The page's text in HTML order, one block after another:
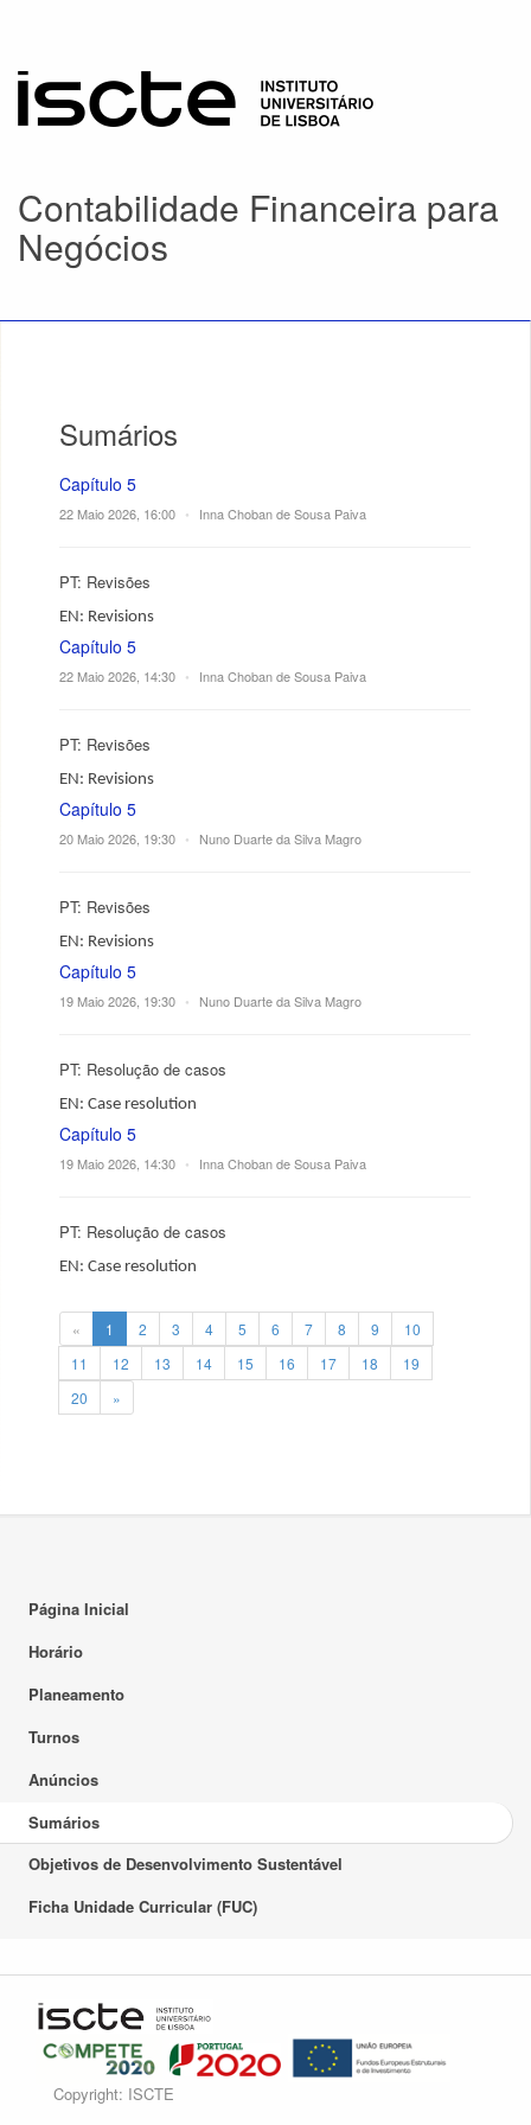
Contabilidade Financeira para
Negócios
Sumários
Capítulo 5
22 Maio 2026, 16:00 • Inna Choban de Sousa Paiva
PT: Revisões
EN: Revisions
Capítulo 5
22 Maio 2026, 14:30 • Inna Choban de Sousa Paiva
PT: Revisões
EN: Revisions
Capítulo 5
20 Maio 2026, 19:30 • Nuno Duarte da Silva Magro
PT: Revisões
EN: Revisions
Capítulo 5
19 Maio 2026, 19:30 • Nuno Duarte da Silva Magro
PT: Resolução de casos
EN: Case resolution
Capítulo 5
19 Maio 2026, 14:30 • Inna Choban de Sousa Paiva
PT: Resolução de casos
EN: Case resolution
« 1 2 3 4 5 6 7 8 9
10
11
12 13 14 15 16 17 18
19
20
»
Página Inicial
Horário
Planeamento
Turnos
Anúncios
Sumários
Objetivos de Desenvolvimento Sustentável
Ficha Unidade Curricular (FUC)
Copyright: ISCTE